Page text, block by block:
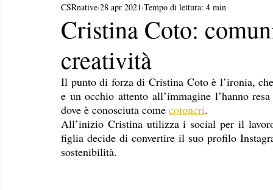
Cristina Coto:
creatività
CSRnative 28 apr 2021 Tempo di lettura: 4 min
Il punto di forza di Cristina Coto è l’ironia,
e un occhio attento all’immagine l’hanno
dove è conosciuta come cotoncri.
All’inizio Cristina utilizza i social per il
figlia decide di convertire il suo profilo
sostenibilità.